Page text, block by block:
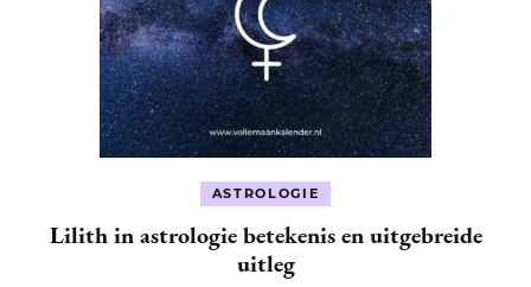
ASTROLOGIE
Lilith in astrologie betekenis en uitgebreide
uitleg